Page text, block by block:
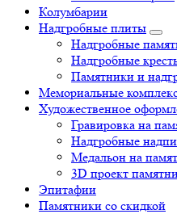
Колумбарии
Надгробные плиты
Надгробные
Надгробные
Памятники и
Мемориальные
Художественное
Гравировка на
Надгробные
Медальон на
3D проект
Эпитафии
Памятники со скидкой